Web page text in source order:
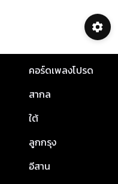
คอร์ดเพลงโปรด
สากล
ใต้
ลูกกรุง
อีสาน